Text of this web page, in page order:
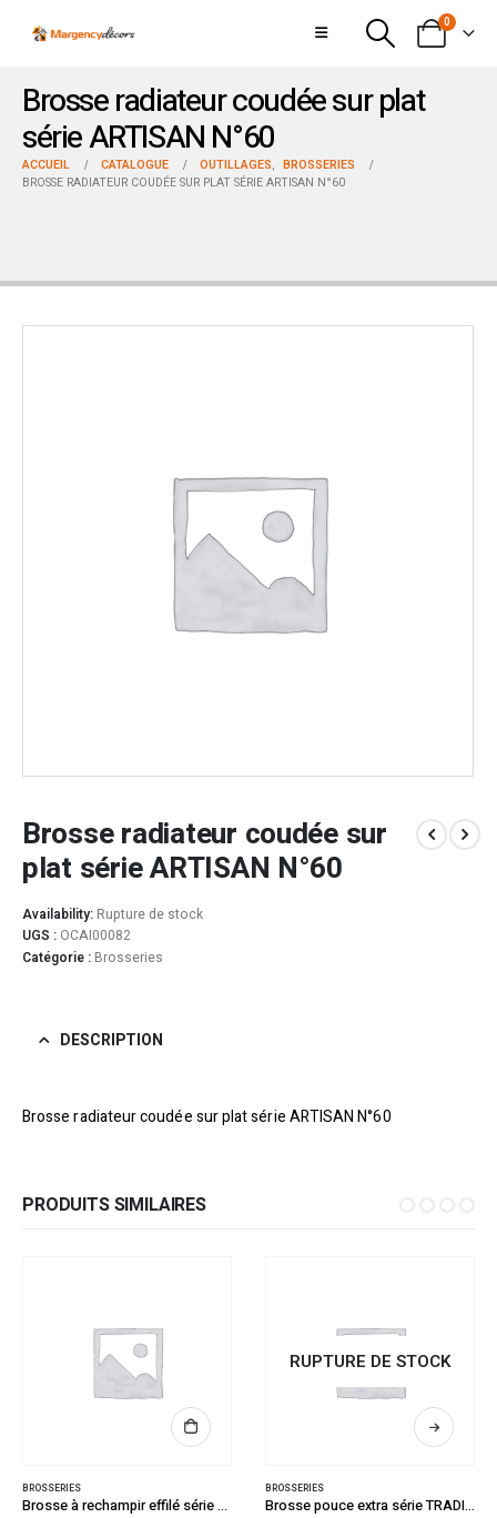
0
Brosse radiateur coudée sur plat
série ARTISAN N°60
ACCUEIL CATALOGUE OUTILLAGES, BROSSERIES
BROSSE RADIATEUR COUDÉE SUR PLAT SÉRIE ARTISAN N°60
Brosse radiateur coudée sur
plat série ARTISAN N°60
Availability: Rupture de stock
UGS : OCAI00082
Catégorie : Brosseries
DESCRIPTION
Brosse radiateur coudée sur plat série ARTISAN N°60
PRODUITS SIMILAIRES
BROSSERIES
Brosse à rechampir effilé série ARTISAN N°0
RUPTURE DE STOCK
BROSSERIES
Brosse pouce extra série TRADITION N°3